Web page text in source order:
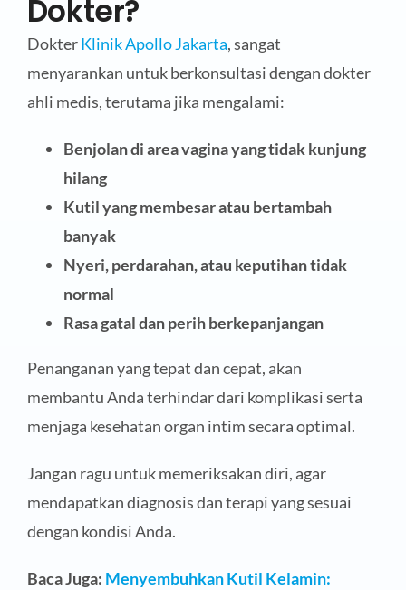
Dokter?
DokterKlinik Apollo Jakarta, sangat
menyarankan untuk berkonsultasi dengan dokter
ahli medis, terutama jika mengalami:
Benjolan di area vagina yang tidak kunjung
hilang
Kutil yang membesar atau bertambah
banyak
Nyeri, perdarahan, atau keputihan tidak
normal
Rasa gatal dan perih berkepanjangan
Penanganan yang tepat dan cepat, akan
membantu Anda terhindar dari komplikasi serta
menjaga kesehatan organ intim secara optimal.
Jangan ragu untuk memeriksakan diri, agar
mendapatkan diagnosis dan terapi yang sesuai
dengan kondisi Anda.
Baca Juga: Menyembuhkan Kutil Kelamin: